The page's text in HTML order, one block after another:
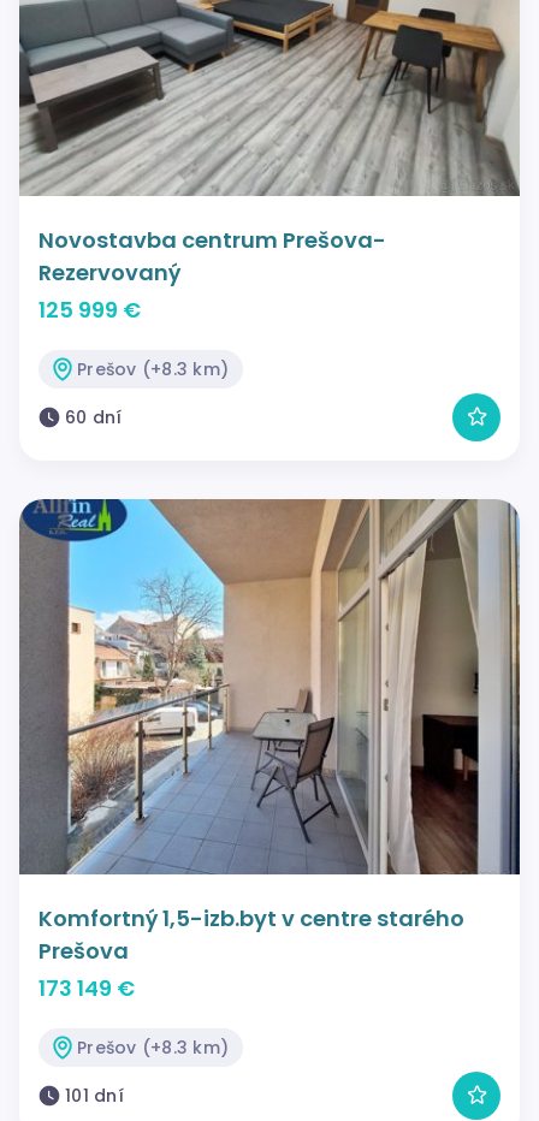
Novostavba centrum Prešova-
Rezervovaný
125 999 €
Prešov (+8.3 km)
60 dní
Komfortný 1,5-izb.byt v centre starého
Prešova
173 149 €
Prešov (+8.3 km)
101 dní